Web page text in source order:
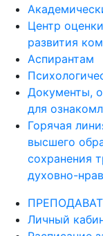
Центр
развития
Аспирантам
Документы,
для
Горячая
высшего
сохранения
духовно-
Личный